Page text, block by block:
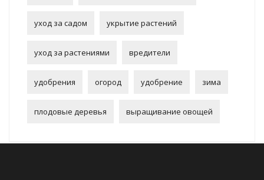
уход за садом укрытие растений
уход за растениями вредители
удобрения огород удобрение зима
плодовые деревья выращивание овощей